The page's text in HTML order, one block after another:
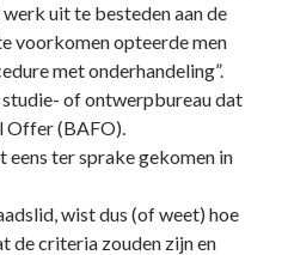
uit te besteden aan de
voorkomen opteerde men
met onderhandeling”.
of ontwerpbureau dat
Offer (BAFO).
eens ter sprake gekomen in
wist dus (of weet) hoe
de criteria zouden zijn en